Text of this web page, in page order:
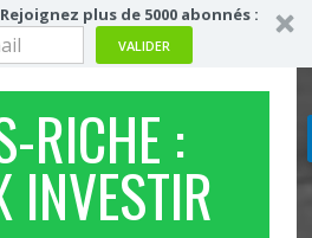
plus de 5000 abonnés :
VALIDER
RICHE :
INVESTIR